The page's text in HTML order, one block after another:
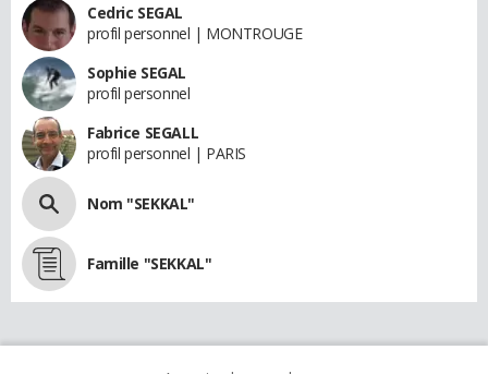
Cedric SEGAL
profil personnel | MONTROUGE
Sophie SEGAL
profil personnel
Fabrice SEGALL
profil personnel | PARIS
Nom "SEKKAL"
Famille "SEKKAL"